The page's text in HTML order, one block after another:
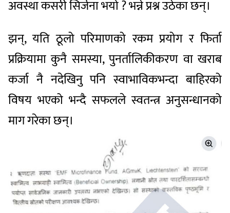
अवस्था कसरी सिर्जना भयो ? भन्ने प्रश्न उठेका छन्।
झन्, यति ठूलो परिमाणको रकम प्रयोग र फिर्ता
प्रक्रियामा कुनै समस्या, पुनर्तालिकीकरण वा खराब
कर्जा नै नदेखिनु पनि स्वाभाविकभन्दा बाहिरको
विषय भएको भन्दै सफलले स्वतन्त्र अनुसन्धानको
माग गरेका छन्।